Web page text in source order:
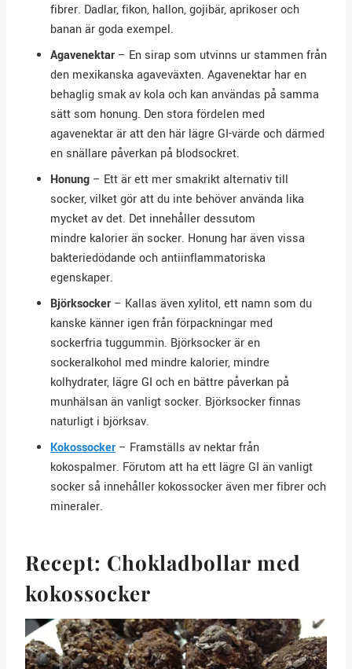
fibrer. Dadlar, fikon, hallon, gojibär, aprikoser och
banan är goda exempel.
Agavenektar – En sirap som utvinns ur stammen från
den mexikanska agaveväxten. Agavenektar har en
behaglig smak av kola och kan användas på samma
sätt som honung. Den stora fördelen med
agavenektar är att den här lägre GI-värde och därmed
en snällare påverkan på blodsockret.
Honung – Ett är ett mer smakrikt alternativ till
socker, vilket gör att du inte behöver använda lika
mycket av det. Det innehåller dessutom
mindre kalorier än socker. Honung har även vissa
bakteriedödande och antiinflammatoriska
egenskaper.
Björksocker – Kallas även xylitol, ett namn som du
kanske känner igen från förpackningar med
sockerfria tuggummin. Björksocker är en
sockeralkohol med mindre kalorier, mindre
kolhydrater, lägre GI och en bättre påverkan på
munhälsan än vanligt socker. Björksocker finnas
naturligt i björksav.
Kokossocker – Framställs av nektar från
kokospalmer. Förutom att ha ett lägre GI än vanligt
socker så innehåller kokossocker även mer fibrer och
mineraler.
Recept: Chokladbollar med
kokossocker